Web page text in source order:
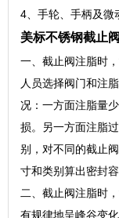
4、手轮、手柄及微
美标不锈钢截止
一、截止阀注脂时
人员选择阀门和注
况：一方面注脂量
损。另一方面注脂
别，对不同的截止
寸和类别算出密封
二、截止阀注脂时
有规律地呈峰谷变